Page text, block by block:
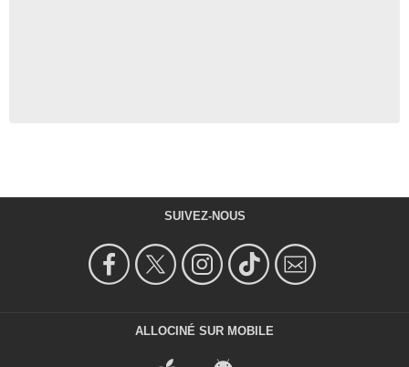
SUIVEZ-NOUS
ALLOCINÉ SUR MOBILE